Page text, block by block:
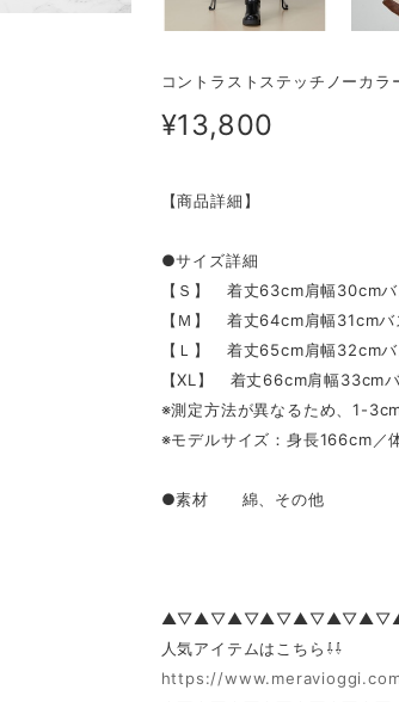
コントラストステッチノーカラ
¥13,800
【商品詳細】
●サイズ詳細
【Ｓ】 着丈63cm肩幅30cm
【Ｍ】 着丈64cm肩幅31cm
【Ｌ】 着丈65cm肩幅32cm
【XL】 着丈66cm肩幅33cm
※測定方法が異なるため、1-
※モデルサイズ：身長166cm
●素材 綿、その他
人気アイテムはこちら⇩⇩
https://